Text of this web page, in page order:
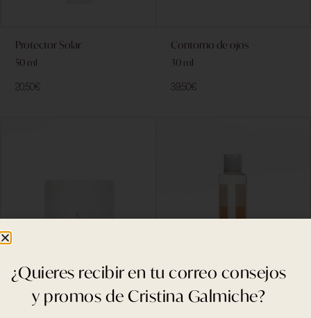
Protector Solar
50 ml
20,50€
Contorno de ojos
30 ml
39,50€
¿Quieres recibir en tu correo consejos
y promos de Cristina Galmiche?